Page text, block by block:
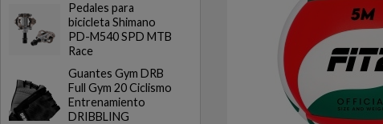
Pedales para
bicicleta Shimano
PD-M540 SPD MTB
Race
Guantes Gym DRB
Full Gym 20 Ciclismo
Entrenamiento
DRIBBLING